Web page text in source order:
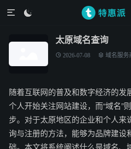

太原域名查询
2026-07-08 域名服务
随着互联网的普及和数字经济的发
个人开始关注网站建设，而“域名”
步。对于太原地区的企业和个人来
询与注册的方法，能够为品牌建设